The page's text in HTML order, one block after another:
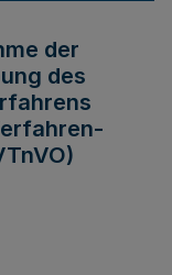
der
des